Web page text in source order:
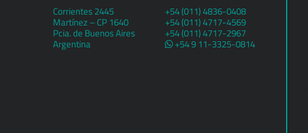
Corrientes 2445
Martínez – CP 1640
Pcia. de Buenos Aires
Argentina
+54 (011) 4836-0408
+54 (011) 4717-4569
+54 (011) 4717-2967
+54 9 11-3325-0814